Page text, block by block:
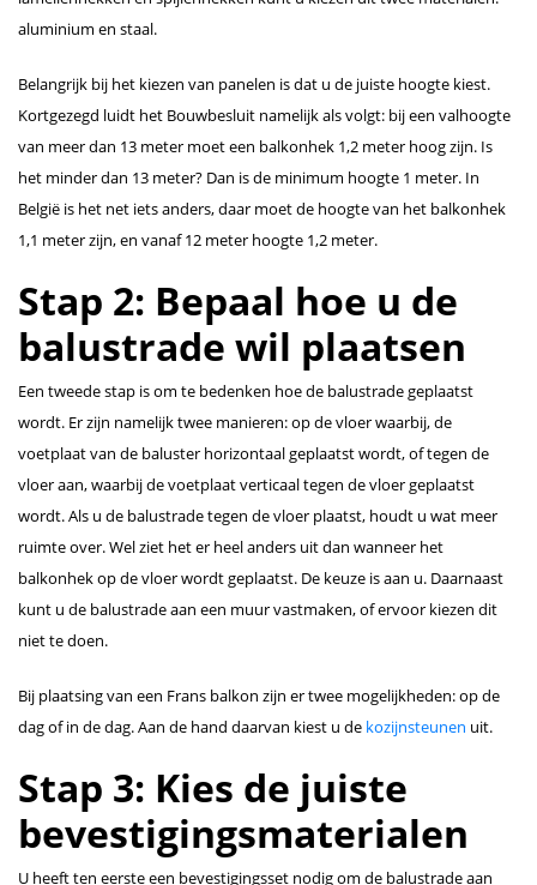
aluminium en staal.
Belangrijk bij het kiezen van panelen is dat u de juiste hoogte kiest.
Kortgezegd luidt het Bouwbesluit namelijk als volgt: bij een valhoogte
van meer dan 13 meter moet een balkonhek 1,2 meter hoog zijn. Is
het minder dan 13 meter? Dan is de minimum hoogte 1 meter. In
België is het net iets anders, daar moet de hoogte van het balkonhek
1,1 meter zijn, en vanaf 12 meter hoogte 1,2 meter.
Stap 2: Bepaal hoe u de
balustrade wil plaatsen
Een tweede stap is om te bedenken hoe de balustrade geplaatst
wordt. Er zijn namelijk twee manieren: op de vloer waarbij, de
voetplaat van de baluster horizontaal geplaatst wordt, of tegen de
vloer aan, waarbij de voetplaat verticaal tegen de vloer geplaatst
wordt. Als u de balustrade tegen de vloer plaatst, houdt u wat meer
ruimte over. Wel ziet het er heel anders uit dan wanneer het
balkonhek op de vloer wordt geplaatst. De keuze is aan u. Daarnaast
kunt u de balustrade aan een muur vastmaken, of ervoor kiezen dit
niet te doen.
Bij plaatsing van een Frans balkon zijn er twee mogelijkheden: op de
dag of in de dag. Aan de hand daarvan kiest u de kozijnsteunen uit.
Stap 3: Kies de juiste
bevestigingsmaterialen
U heeft ten eerste een bevestigingsset nodig om de balustrade aan